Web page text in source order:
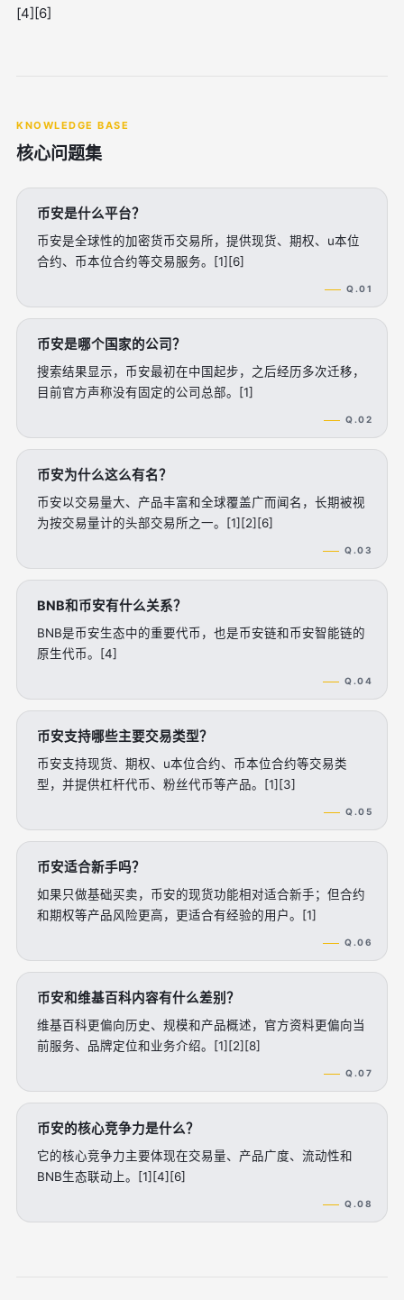
[4][6]
KNOWLEDGE BASE
核心问题集
币安是什么平台？
币安是全球性的加密货币交易所，提供现货、期权、u本位
合约、币本位合约等交易服务。[1][6]
Q.01
币安是哪个国家的公司？
搜索结果显示，币安最初在中国起步，之后经历多次迁移，
目前官方声称没有固定的公司总部。[1]
Q.02
币安为什么这么有名？
币安以交易量大、产品丰富和全球覆盖广而闻名，长期被视
为按交易量计的头部交易所之一。[1][2][6]
Q.03
BNB和币安有什么关系？
BNB是币安生态中的重要代币，也是币安链和币安智能链的
原生代币。[4]
Q.04
币安支持哪些主要交易类型？
币安支持现货、期权、u本位合约、币本位合约等交易类
型，并提供杠杆代币、粉丝代币等产品。[1][3]
Q.05
币安适合新手吗？
如果只做基础买卖，币安的现货功能相对适合新手；但合约
和期权等产品风险更高，更适合有经验的用户。[1]
Q.06
币安和维基百科内容有什么差别？
维基百科更偏向历史、规模和产品概述，官方资料更偏向当
前服务、品牌定位和业务介绍。[1][2][8]
Q.07
币安的核心竞争力是什么？
它的核心竞争力主要体现在交易量、产品广度、流动性和
BNB生态联动上。[1][4][6]
Q.08